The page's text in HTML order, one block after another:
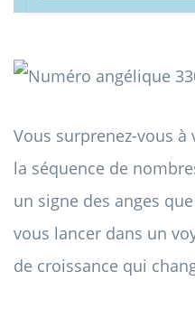
Vous surprenez-vous
la séquence de
un signe des anges
vous lancer dans un
de croissance qui